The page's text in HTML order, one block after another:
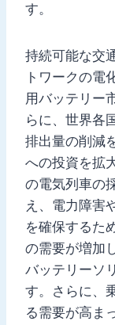
す。
持続可能な交
トワークの電
用バッテリー
らに、世界各
排出量の削減
への投資を拡
の電気列車の
え、電力障害
を確保するた
の需要が増加
バッテリーソ
す。さらに、
る需要が高ま